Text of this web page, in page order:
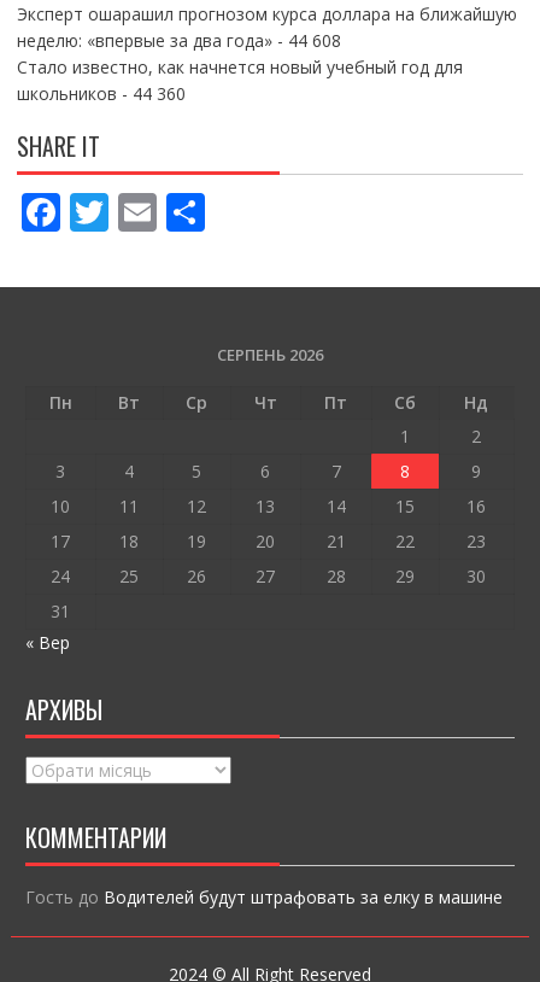
Эксперт ошарашил прогнозом курса доллара на ближайшую
неделю: «впервые за два года»- 44 608
Стало известно, как начнется новый учебный год для
школьников - 44 360
SHARE IT
F
e
o
T
itt
E
ai
П
ді
и
т
СЕРПЕНЬ 2026
Пн Вт Ср Чт Пт Сб
Нд
1
2
3
4 5 6 7 8
9
10
11 12 13 14 15
16
17
18 19 20 21 22
23
24
25 26 27 28 29
30
31
« Вер
АРХИВЫ
Архивы
КОММЕНТАРИИ
Гость до Водителей будут штрафовать за елку в машине
2024 © All Right Reserved